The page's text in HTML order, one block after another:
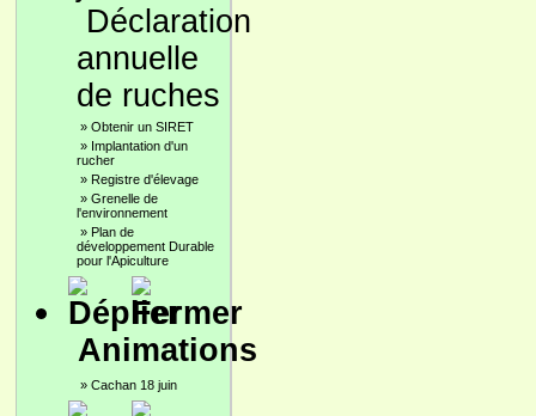
Déclaration
annuelle
de ruches
» Obtenir un SIRET
» Implantation d'un
rucher
» Registre d'élevage
» Grenelle de
l'environnement
» Plan de
développement Durable
pour l'Apiculture
Animations
» Cachan 18 juin